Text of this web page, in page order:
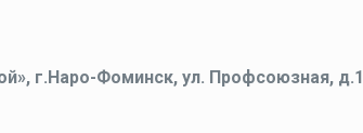
г.Наро-Фоминск, ул. Профсоюзная,